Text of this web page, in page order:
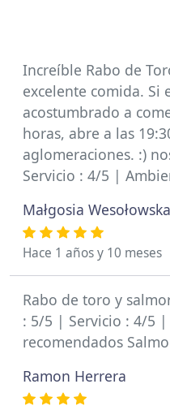
Increíble Rabo de
excelente comida. Si
acostumbrado a
horas, abre a las
aglomeraciones. :)
Servicio : 4/5 |
Małgosia Wesołowska
Hace 1 años y 10 meses
Rabo de toro y
: 5/5 | Servicio : 4/5
recomendados
Ramon Herrera